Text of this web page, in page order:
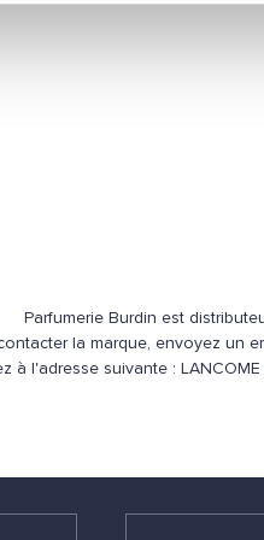
Parfumerie Burdin est
la marque, envoyez un
à l'adresse suivante :